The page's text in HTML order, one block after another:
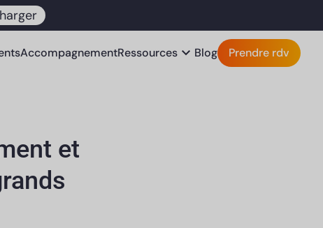
AccompagnementRessources expand_more Blog Prendre rdv
et